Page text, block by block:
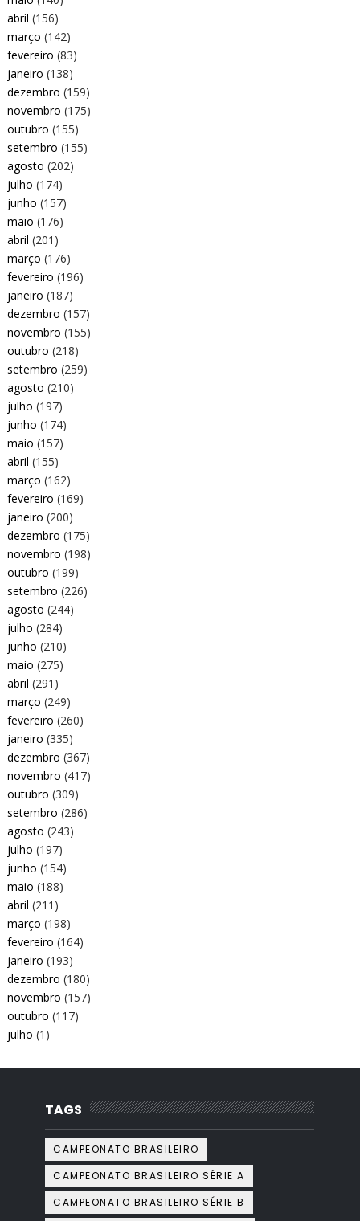
abril (156)
março (142)
fevereiro (83)
janeiro (138)
dezembro (159)
novembro (175)
outubro (155)
setembro (155)
agosto (202)
julho (174)
junho (157)
maio (176)
abril (201)
março (176)
fevereiro (196)
janeiro (187)
dezembro (157)
novembro (155)
outubro (218)
setembro (259)
agosto (210)
julho (197)
junho (174)
maio (157)
abril (155)
março (162)
fevereiro (169)
janeiro (200)
dezembro (175)
novembro (198)
outubro (199)
setembro (226)
agosto (244)
julho (284)
junho (210)
maio (275)
abril (291)
março (249)
fevereiro (260)
janeiro (335)
dezembro (367)
novembro (417)
outubro (309)
setembro (286)
agosto (243)
julho (197)
junho (154)
maio (188)
abril (211)
março (198)
fevereiro (164)
janeiro (193)
dezembro (180)
novembro (157)
outubro (117)
julho (1)
TAGS
CAMPEONATO BRASILEIRO
CAMPEONATO BRASILEIRO SÉRIE A
CAMPEONATO BRASILEIRO SÉRIE B